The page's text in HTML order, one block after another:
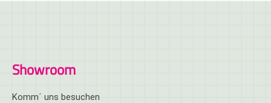
Showroom
Komm´ uns besuchen